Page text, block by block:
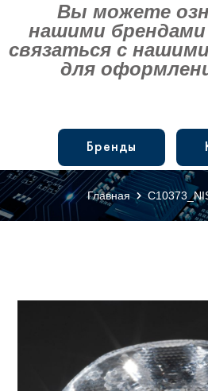
Вы можете
нашими брендами
связаться с
для
Бренды
Главная